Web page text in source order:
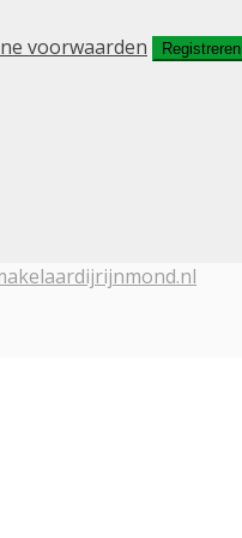
voorwaarden Registreren